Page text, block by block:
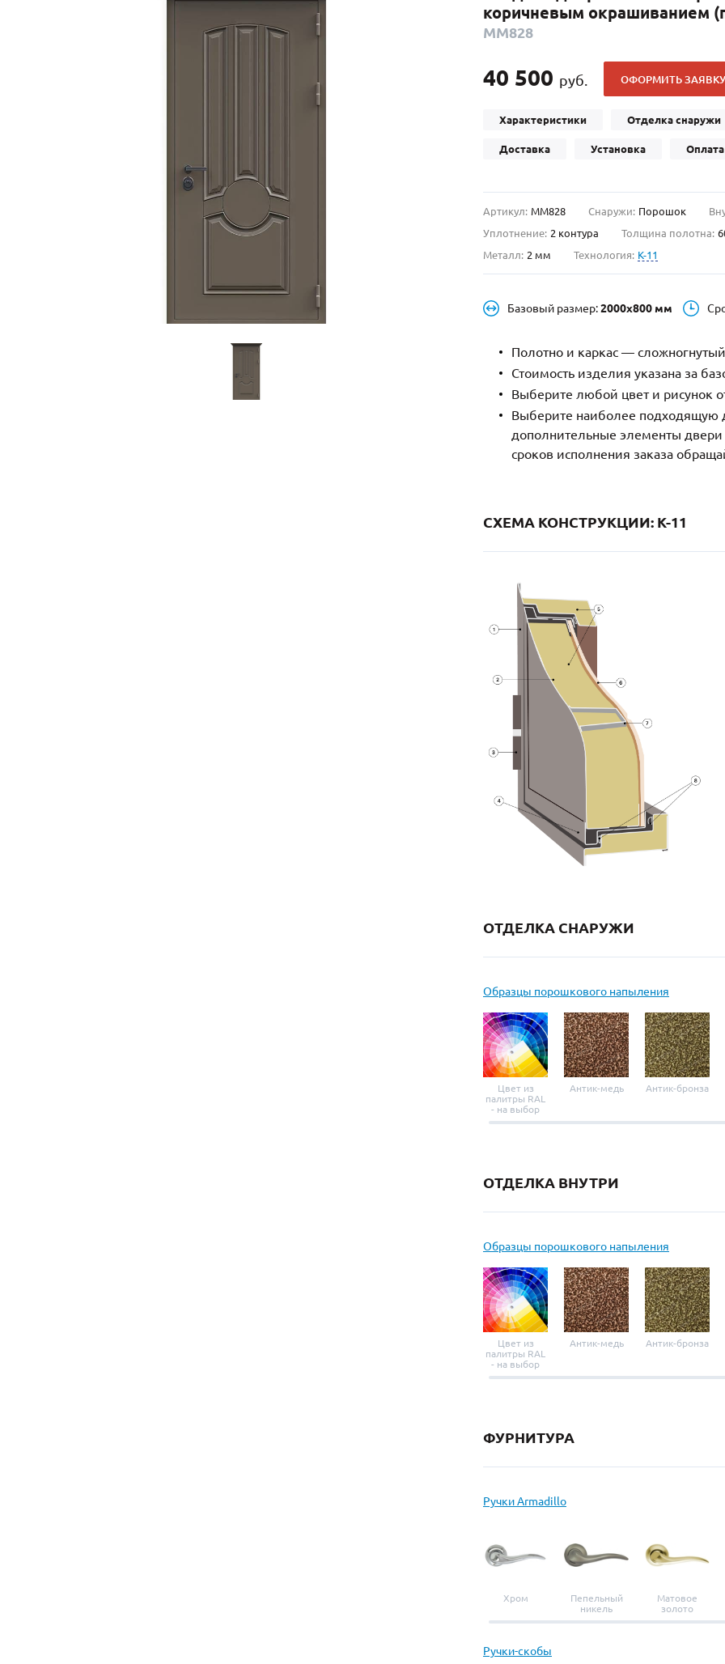
С выдавленным рисунком(35)
Для дачи
Для бани
Для магазина
Для электрощитовой
С отбойником(91)
С импостами(73)
С карнизом (207)
коричневым окрашиванием
ММ828
40 500 руб. ОФОРМИТЬ ЗАЯВКУ
Характеристики Отделка снаружи
Доставка Установка Оплата
Артикул: ММ828 Снаружи: Порошок
Уплотнение: 2 контура Толщина полотна:
Металл: 2 мм Технология: K-11
Базовый размер:2000х800 мм
Полотно и каркас —
Стоимость изделия указана за
Выберите любой цвет и рисунок
Выберите наиболее подходящую
дополнительные элементы двери
сроков исполнения заказа
СХЕМА КОНСТРУКЦИИ: K-11
ОТДЕЛКА СНАРУЖИ
Образцы порошкового напыления
Цвет из
палитры RAL
- на выбор
Антик-медь Антик-бронза
ОТДЕЛКА ВНУТРИ
Образцы порошкового напыления
Цвет из
палитры RAL
- на выбор
Антик-медь Антик-бронза
ФУРНИТУРА
Ручки Armadillo
Хром
Пепельный
никель
Матовое
золото
Ручки-скобы